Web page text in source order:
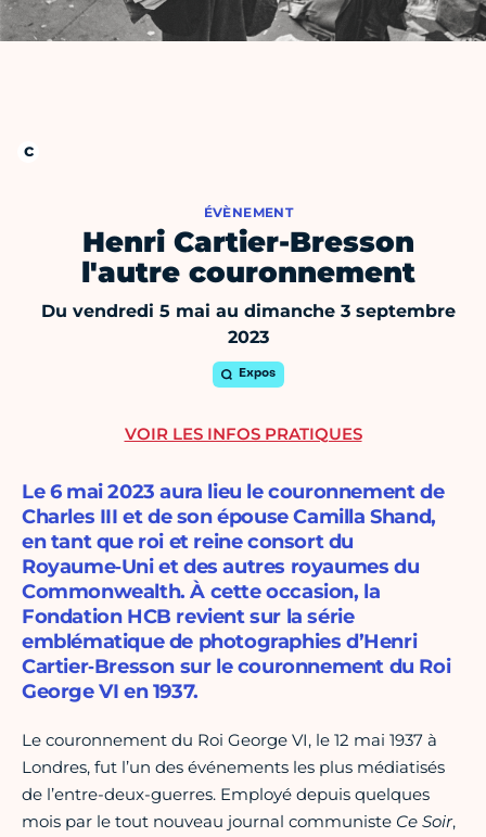
ÉVÈNEMENT
Henri Cartier-Bresson
l'autre couronnement
Du vendredi 5 mai au dimanche 3 septembre
2023
Expos
Le 6 mai 2023 aura lieu le couronnement de
Charles III et de son épouse Camilla Shand,
en tant que roi et reine consort du
Royaume‑Uni et des autres royaumes du
Commonwealth. À cette occasion, la
Fondation HCB revient sur la série
emblématique de photographies d’Henri
Cartier‑Bresson sur le couronnement du Roi
George VI en 1937.
Le couronnement du Roi George VI, le 12 mai 1937 à
Londres, fut l’un des événements les plus médiatisés
de l’entre-deux-guerres. Employé depuis quelques
mois par le tout nouveau journal communiste Ce Soir,
VOIR LES INFOS PRATIQUES